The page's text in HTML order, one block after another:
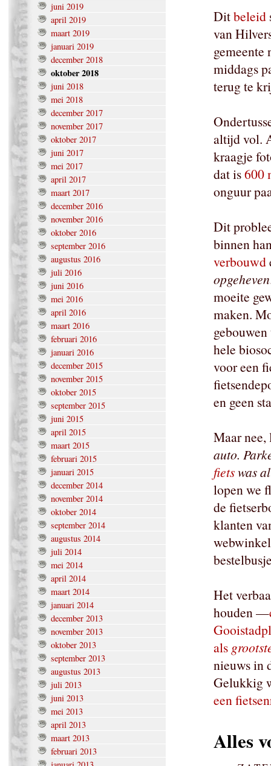
juni 2019
april 2019
maart 2019
januari 2019
december 2018
oktober 2018
juni 2018
mei 2018
december 2017
november 2017
oktober 2017
juni 2017
mei 2017
april 2017
maart 2017
december 2016
november 2016
oktober 2016
september 2016
augustus 2016
juli 2016
juni 2016
mei 2016
april 2016
maart 2016
februari 2016
januari 2016
december 2015
november 2015
oktober 2015
september 2015
juni 2015
april 2015
maart 2015
februari 2015
januari 2015
december 2014
november 2014
oktober 2014
september 2014
augustus 2014
juli 2014
mei 2014
april 2014
maart 2014
januari 2014
december 2013
november 2013
oktober 2013
september 2013
augustus 2013
juli 2013
juni 2013
mei 2013
april 2013
maart 2013
februari 2013
Ditbeleid
van
gemeente
middags
terug te
altijd vol.
kraagje
dat is600
onguur
Dit
binnen
verbouwd
opgeheven
moeite
maken.
hele
voor een
en geen
Maar
auto.
fietswas
lopen we
de
klanten
Het
houden —
als
nieuws in
Gelukkig
een
Alles